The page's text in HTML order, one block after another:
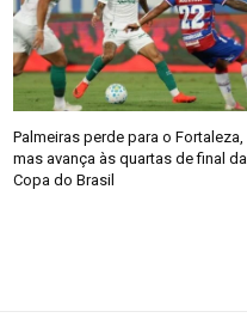
Palmeiras perde para o Fortaleza,
mas avança às quartas de final da
Copa do Brasil